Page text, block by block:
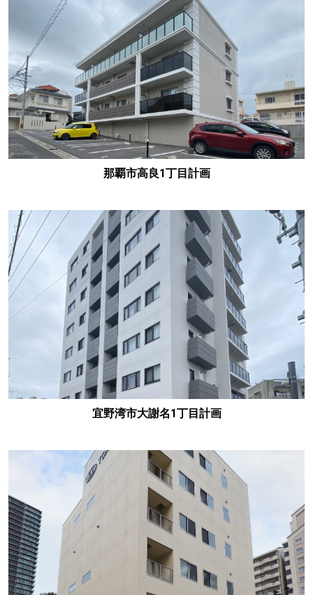
那覇市高良1丁目計画
宜野湾市大謝名1丁目計画